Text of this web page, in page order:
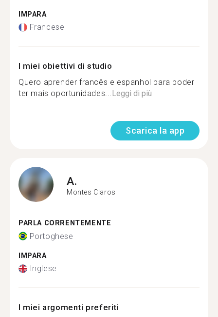
IMPARA
Francese
I miei obiettivi di studio
Quero aprender francês e espanhol para poder
ter mais oportunidades...Leggi di più
Scarica la app
A.
Montes Claros
PARLA CORRENTEMENTE
Portoghese
IMPARA
Inglese
I miei argomenti preferiti